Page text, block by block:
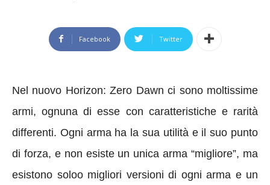
Facebook Twitter
Nel nuovo Horizon: Zero Dawn ci sono moltissime
armi, ognuna di esse con caratteristiche e rarità
differenti. Ogni arma ha la sua utilità e il suo punto
di forza, e non esiste un unica arma “migliore”, ma
esistono soloo migliori versioni di ogni arma e un